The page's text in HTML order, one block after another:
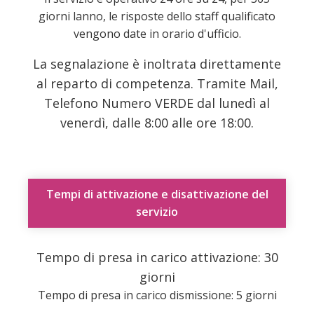
giorni lanno, le risposte dello staff qualificato
vengono date in orario d'ufficio.
La segnalazione è inoltrata direttamente
al reparto di competenza. Tramite Mail,
Telefono Numero VERDE dal lunedì al
venerdì, dalle 8:00 alle ore 18:00.
Tempi di attivazione e disattivazione del
servizio
Tempo di presa in carico attivazione: 30
giorni
Tempo di presa in carico dismissione: 5 giorni